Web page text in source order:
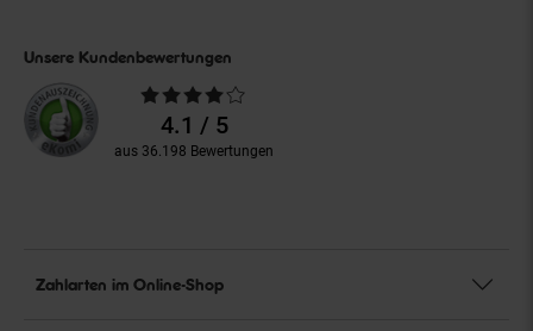
Unsere Kundenbewertungen
Durchschnittliche
Bewertungen4.1 / 5
aus 36.198 Bewertungen
Zahlarten im Online-Shop